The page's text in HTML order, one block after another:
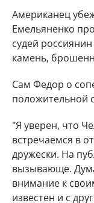
Американец
Емельяненко
судей
камень,
Сам Федор о
положительной
"Я уверен, что
встречаемся в
дружески. На
вызывающе.
внимание к
известен и с